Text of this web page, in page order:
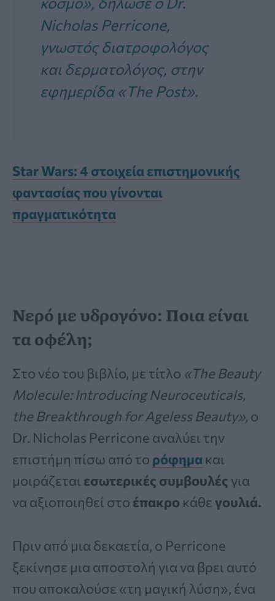
Nicholas Perricone,
γνωστός διατροφολόγος
και δερματολόγος, στην
εφημερίδα «The Post».
Star Wars: 4 στοιχεία επιστημονικής
φαντασίας που γίνονται
πραγματικότητα
Νερό με υδρογόνο: Ποια είναι
τα οφέλη;
Στο νέο του βιβλίο, με τίτλο «The Beauty
Molecule: Introducing Neuroceuticals,
the Breakthrough for Ageless Beauty», ο
Dr. Nicholas Perricone αναλύει την
επιστήμη πίσω από το ρόφημα και
μοιράζεται εσωτερικές συμβουλές για
να αξιοποιηθεί στο έπακρο κάθεγουλιά.
Πριν από μια δεκαετία, ο Perricone
ξεκίνησε μια αποστολή για να βρει αυτό
που αποκαλούσε «τη μαγική λύση», ένα